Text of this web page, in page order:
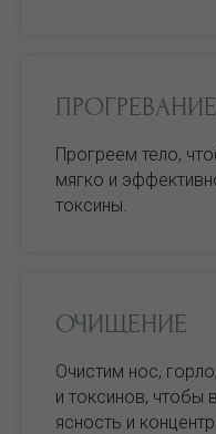
ПРОГРЕВАНИЕ
Прогреем тело,
мягко и
токсины.
ОЧИЩЕНИЕ
Очистим нос,
и токсинов, чтобы
ясность и